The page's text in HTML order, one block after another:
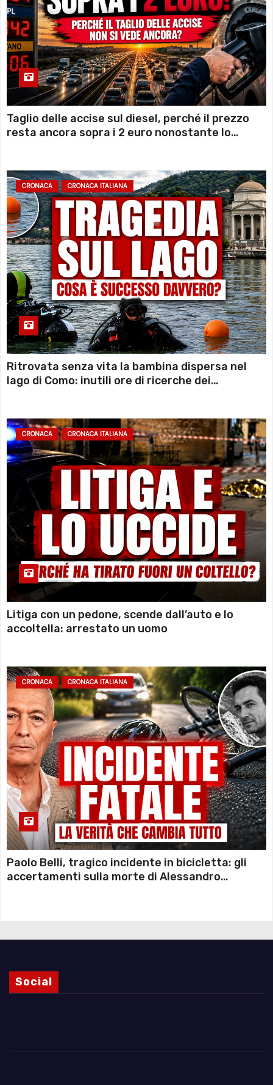
Taglio delle accise sul diesel, perché il prezzo
resta ancora sopra i 2 euro nonostante lo
CRONACA CRONACA ITALIANA
Ritrovata senza vita la bambina dispersa nel
lago di Como: inutili ore di ricerche dei
CRONACA CRONACA ITALIANA
Litiga con un pedone, scende dall’auto e lo
accoltella: arrestato un uomo
CRONACA CRONACA ITALIANA
Paolo Belli, tragico incidente in bicicletta: gli
accertamenti sulla morte di Alessandro
Social